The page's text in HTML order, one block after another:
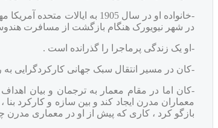
در شهر نیویورک هنگام بازگشت از مسافرت
-او یک زندگی پرماجرا را گذرانده است .
-کان در مسیر انتقال سبک جهانی کارکردگرایی به
-کان اما در مقام معمار به ترجمان و بیان
معماران مدرن ایجاد کند و بین سازه و کارکرد
بازگو کرد ، کاری که پیش از او در معماری مدرن